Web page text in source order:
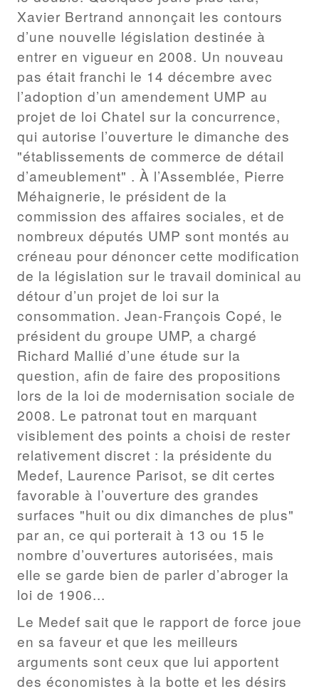
Xavier Bertrand annonçait les contours
d’une nouvelle législation destinée à
entrer en vigueur en 2008. Un nouveau
pas était franchi le 14 décembre avec
l’adoption d’un amendement UMP au
projet de loi Chatel sur la concurrence,
qui autorise l’ouverture le dimanche des
"établissements de commerce de détail
d’ameublement" . À l’Assemblée, Pierre
Méhaignerie, le président de la
commission des affaires sociales, et de
nombreux députés UMP sont montés au
créneau pour dénoncer cette modification
de la législation sur le travail dominical au
détour d’un projet de loi sur la
consommation. Jean-François Copé, le
président du groupe UMP, a chargé
Richard Mallié d’une étude sur la
question, afin de faire des propositions
lors de la loi de modernisation sociale de
2008. Le patronat tout en marquant
visiblement des points a choisi de rester
relativement discret : la présidente du
Medef, Laurence Parisot, se dit certes
favorable à l’ouverture des grandes
surfaces "huit ou dix dimanches de plus"
par an, ce qui porterait à 13 ou 15 le
nombre d’ouvertures autorisées, mais
elle se garde bien de parler d’abroger la
loi de 1906...
Le Medef sait que le rapport de force joue
en sa faveur et que les meilleurs
arguments sont ceux que lui apportent
des économistes à la botte et les désirs